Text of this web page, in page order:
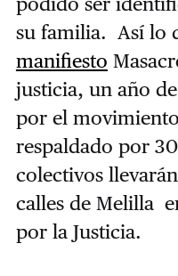
su familia. Así lo
manifiesto
justicia, un año
por el
respaldado por
colectivos
calles de Melilla
por la Justicia.